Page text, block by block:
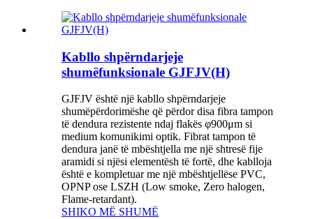
Kabllo shpërndarjeje
shumëfunksionale GJFJV(H)
GJFJV është një kabllo shpërndarjeje
shumëpërdorimëshe që përdor disa fibra tampon
të dendura rezistente ndaj flakës φ900μm si
medium komunikimi optik. Fibrat tampon të
dendura janë të mbështjella me një shtresë fije
aramidi si njësi elementësh të fortë, dhe kablloja
është e kompletuar me një mbështjellëse PVC,
OPNP ose LSZH (Low smoke, Zero halogen,
Flame-retardant).
SHIKO MË SHUMË